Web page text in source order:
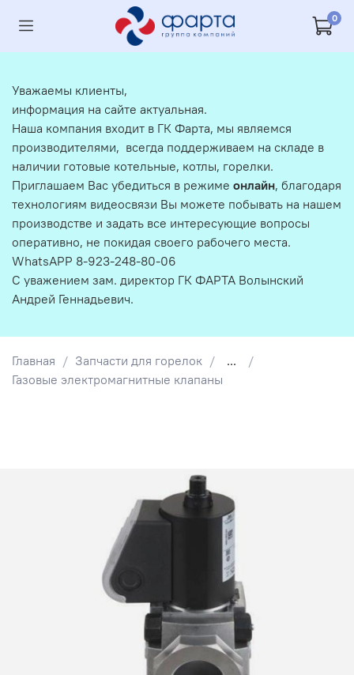
0
Главная Запчасти для горелок
...
Газовые электромагнитные клапаны
Уважаемы клиенты,
информация на сайте актуальная.
Наша компания входит в ГК Фарта, мы являемся
производителями, всегда поддерживаем на складе в
наличии готовые котельные, котлы, горелки.
Приглашаем Вас убедиться в режиме онлайн, благодаря
технологиям видеосвязи Вы можете побывать на нашем
производстве и задать все интересующие вопросы
оперативно, не покидая своего рабочего места.
WhatsAPP 8-923-248-80-06
С уважением зам. директор ГК ФАРТА Волынский
Андрей Геннадьевич.